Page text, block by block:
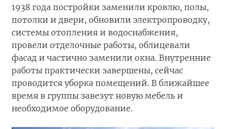
1938 года постройки заменили кровлю, полы,
потолки и двери, обновили электропроводку,
системы отопления и водоснабжения,
провели отделочные работы, облицевали
фасад и частично заменили окна. Внутренние
работы практически завершены, сейчас
проводится уборка помещений. В ближайшее
время в группы завезут новую мебель и
необходимое оборудование.